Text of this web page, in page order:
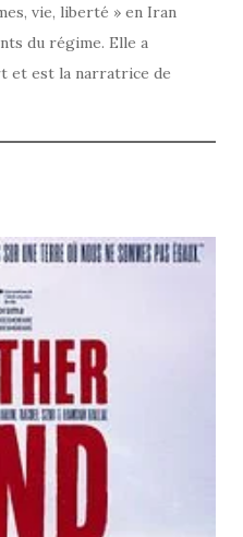
vie, liberté » en Iran
du régime. Elle a
et est la narratrice de